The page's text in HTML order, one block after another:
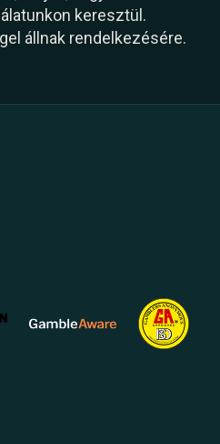
keresztül.
állnak rendelkezésére.